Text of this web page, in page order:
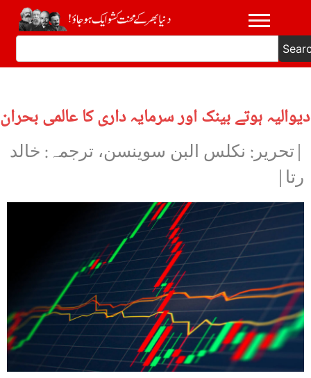
دیوالیہ ہوتے بینک اور سرمایہ داری کا عالمی بحران
|تحریر: نکلس البن سوینسن، ترجمہ: خالد
رتا|